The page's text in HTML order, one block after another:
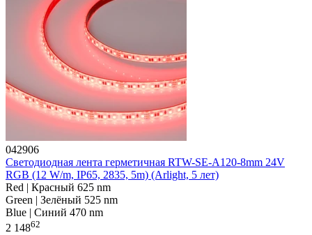
042906
Светодиодная лента герметичная RTW-SE-A120-8mm 24V
RGB (12 W/m, IP65, 2835, 5m) (Arlight, 5 лет)
Red | Красный 625 nm
Green | Зелёный 525 nm
Blue | Синий 470 nm
2 14862